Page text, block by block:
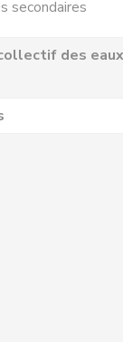
secondaires
des eaux